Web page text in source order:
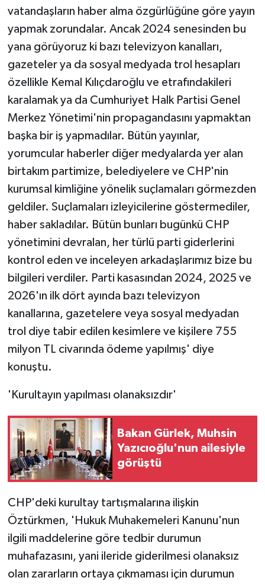
vatandaşların haber alma özgürlüğüne göre yayın
yapmak zorundalar. Ancak 2024 senesinden bu
yana görüyoruz ki bazı televizyon kanalları,
gazeteler ya da sosyal medyada trol hesapları
özellikle Kemal Kılıçdaroğlu ve etrafındakileri
karalamak ya da Cumhuriyet Halk Partisi Genel
Merkez Yönetimi'nin propagandasını yapmaktan
başka bir iş yapmadılar. Bütün yayınlar,
yorumcular haberler diğer medyalarda yer alan
birtakım partimize, belediyelere ve CHP'nin
kurumsal kimliğine yönelik suçlamaları görmezden
geldiler. Suçlamaları izleyicilerine göstermediler,
haber sakladılar. Bütün bunları bugünkü CHP
yönetimini devralan, her türlü parti giderlerini
kontrol eden ve inceleyen arkadaşlarımız bize bu
bilgileri verdiler. Parti kasasından 2024, 2025 ve
2026'ın ilk dört ayında bazı televizyon
kanallarına, gazetelere veya sosyal medyadan
trol diye tabir edilen kesimlere ve kişilere 755
milyon TL civarında ödeme yapılmış' diye
konuştu.
'Kurultayın yapılması olanaksızdır'
Bakan Gürlek, Muhsin
Yazıcıoğlu'nun ailesiyle
görüştü
CHP'deki kurultay tartışmalarına ilişkin
Öztürkmen, 'Hukuk Muhakemeleri Kanunu'nun
ilgili maddelerine göre tedbir durumun
muhafazasını, yani ileride giderilmesi olanaksız
olan zararların ortaya çıkmaması için durumun